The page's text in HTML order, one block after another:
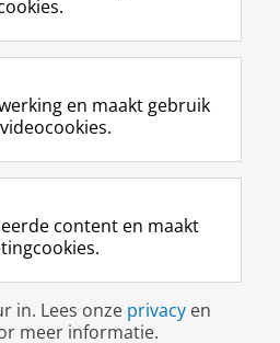
a
c
b
k
p
a
g
i
n
s
a
a
m
-
a
c
i
e
n
p
a
g
o
u
-
a
n
a
Inloggen
en maakt gebruik
content en maakt
in. Lees onze privacy en
meer informatie.